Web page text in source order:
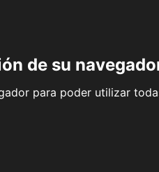
de su
para poder utilizar